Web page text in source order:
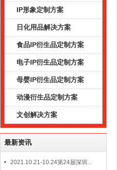
IP形象定制方案
日化用品解决方案
食品IP衍生品定制方案
电子IP衍生品定制方案
母婴IP衍生品定制方案
动漫衍生品定制方案
文创解决方案
最新资讯
2021.10.21-10.24第24届深圳...